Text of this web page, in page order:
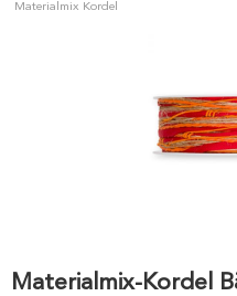
Materialmix Kordel
Materialmix-Kordel